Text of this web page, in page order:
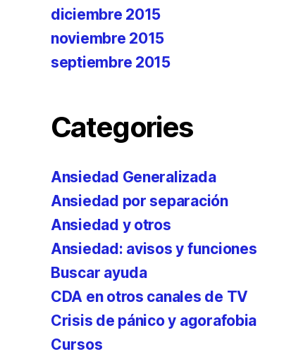
diciembre 2015
noviembre 2015
septiembre 2015
Categories
Ansiedad Generalizada
Ansiedad por separación
Ansiedad y otros
Ansiedad: avisos y funciones
Buscar ayuda
CDA en otros canales de TV
Crisis de pánico y agorafobia
Cursos